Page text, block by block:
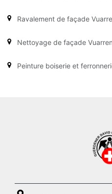
Ravalement de façade
Nettoyage de façade
Peinture boiserie et